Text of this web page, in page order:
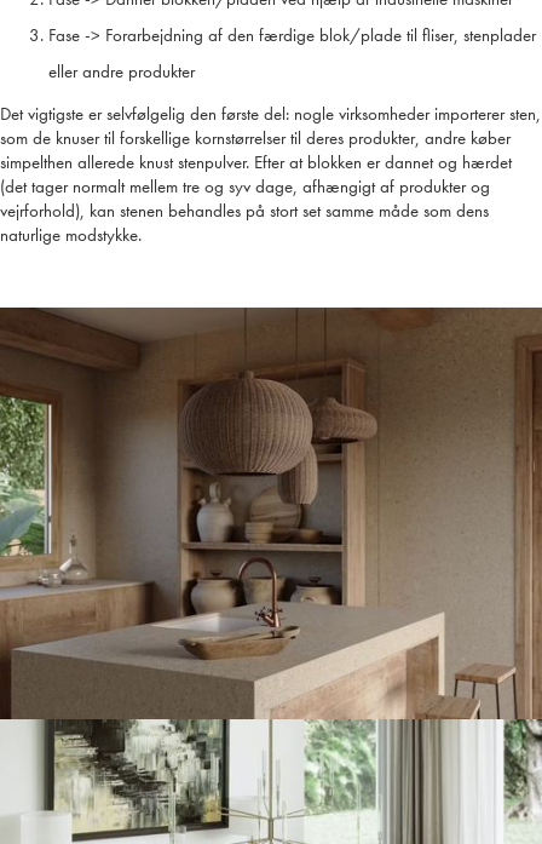
Fase -> Forarbejdning af den færdige blok/plade til fliser, stenplader
eller andre produkter
Det vigtigste er selvfølgelig den første del: nogle virksomheder importerer sten,
som de knuser til forskellige kornstørrelser til deres produkter, andre køber
simpelthen allerede knust stenpulver. Efter at blokken er dannet og hærdet
(det tager normalt mellem tre og syv dage, afhængigt af produkter og
vejrforhold), kan stenen behandles på stort set samme måde som dens
naturlige modstykke.